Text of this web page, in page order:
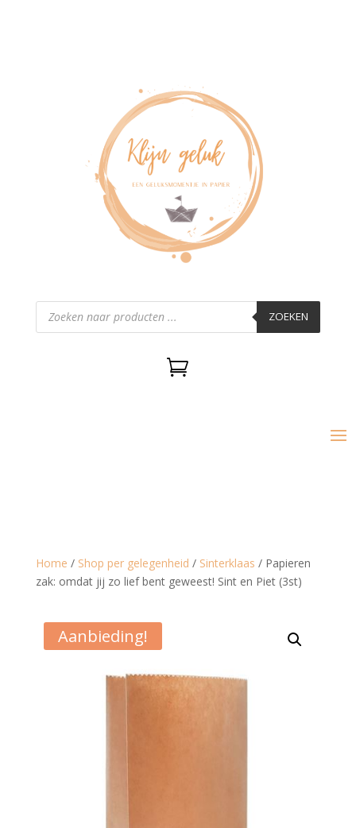
Producten
zoeken ZOEKEN

Home / Shop per gelegenheid / Sinterklaas / Papieren
zak: omdat jij zo lief bent geweest! Sint en Piet (3st)
Aanbieding!